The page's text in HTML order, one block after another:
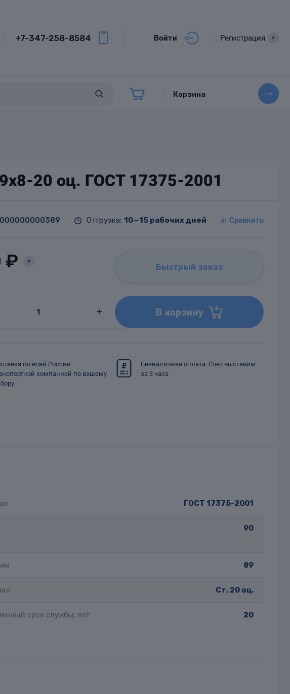
+7-347-258-8584 Войти Регистрация ?
Корзина
20 оц. ГОСТ 17375-2001
Отгрузка: 10—15 рабочих дней
₽ ? Быстрый заказ
В корзину
по всей России
компанией по вашему
Безналичная оплата. Счет выставим
за 3 часа
ГОСТ 17375-2001
90
89
Ст. 20 оц.
срок службы, лет 20